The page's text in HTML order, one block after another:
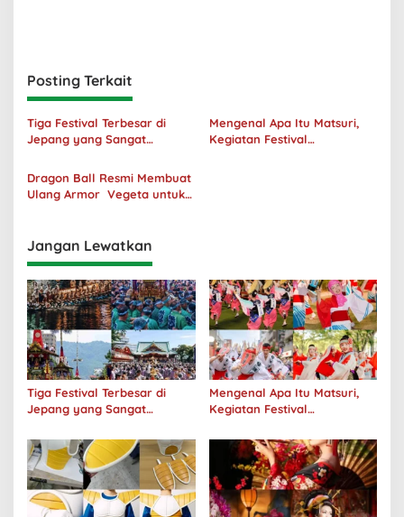
Posting Terkait
Tiga Festival Terbesar di
Jepang yang Sangat
Mengenal Apa Itu Matsuri,
Kegiatan Festival
Dragon Ball Resmi Membuat
Ulang Armor Vegeta untuk
Jangan Lewatkan
Tiga Festival Terbesar di
Jepang yang Sangat
Mengenal Apa Itu Matsuri,
Kegiatan Festival